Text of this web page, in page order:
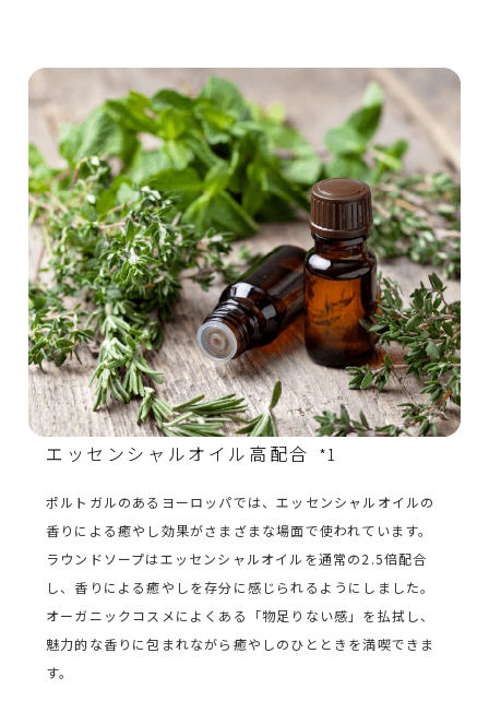
エッセンシャルオイル高配合 *1
ポルトガルのあるヨーロッパでは、エッセンシャルオイルの
香りによる癒やし効果がさまざまな場面で使われています。
ラウンドソープはエッセンシャルオイルを通常の2.5倍配合
し、香りによる癒やしを存分に感じられるようにしました。
オーガニックコスメによくある「物足りない感」を払拭し、
魅力的な香りに包まれながら癒やしのひとときを満喫できま
す。